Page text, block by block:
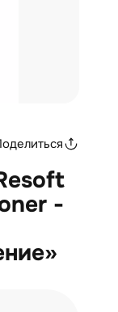
-